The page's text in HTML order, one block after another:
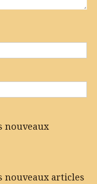
nouveaux
nouveaux articles